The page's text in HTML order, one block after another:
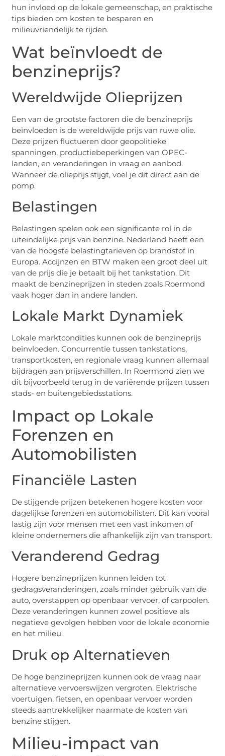
hun invloed op de lokale gemeenschap, en praktische
tips bieden om kosten te besparen en
milieuvriendelijk te rijden.
Wat beïnvloedt de
benzineprijs?
Wereldwijde Olieprijzen
Een van de grootste factoren die de benzineprijs
beïnvloeden is de wereldwijde prijs van ruwe olie.
Deze prijzen fluctueren door geopolitieke
spanningen, productiebeperkingen van OPEC-
landen, en veranderingen in vraag en aanbod.
Wanneer de olieprijs stijgt, voel je dit direct aan de
pomp.
Belastingen
Belastingen spelen ook een significante rol in de
uiteindelijke prijs van benzine. Nederland heeft een
van de hoogste belastingtarieven op brandstof in
Europa. Accijnzen en BTW maken een groot deel uit
van de prijs die je betaalt bij het tankstation. Dit
maakt de benzineprijzen in steden zoals Roermond
vaak hoger dan in andere landen.
Lokale Markt Dynamiek
Lokale marktcondities kunnen ook de benzineprijs
beïnvloeden. Concurrentie tussen tankstations,
transportkosten, en regionale vraag kunnen allemaal
bijdragen aan prijsverschillen. In Roermond zien we
dit bijvoorbeeld terug in de variërende prijzen tussen
stads- en buitengebiedsstations.
Impact op Lokale
Forenzen en
Automobilisten
Financiële Lasten
De stijgende prijzen betekenen hogere kosten voor
dagelijkse forenzen en automobilisten. Dit kan vooral
lastig zijn voor mensen met een vast inkomen of
kleine ondernemers die afhankelijk zijn van transport.
Veranderend Gedrag
Hogere benzineprijzen kunnen leiden tot
gedragsveranderingen, zoals minder gebruik van de
auto, overstappen op openbaar vervoer, of carpoolen.
Deze veranderingen kunnen zowel positieve als
negatieve gevolgen hebben voor de lokale economie
en het milieu.
Druk op Alternatieven
De hoge benzineprijzen kunnen ook de vraag naar
alternatieve vervoerswijzen vergroten. Elektrische
voertuigen, fietsen, en openbaar vervoer worden
steeds aantrekkelijker naarmate de kosten van
benzine stijgen.
Milieu-impact van